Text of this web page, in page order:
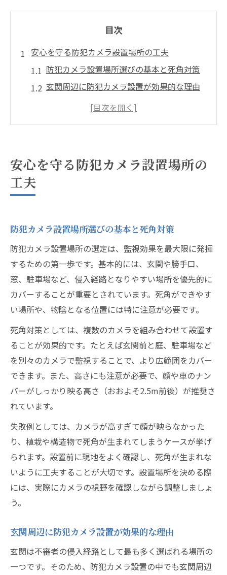
目次
安心を守る防犯カメラ設置場所の工夫
防犯カメラ設置場所選びの基本と死角対策
玄関周辺に防犯カメラ設置が効果的な理由
防犯カメラ設置は一戸建てでの配置が重要
識
一戸建てで効果的な防犯カメラ設置法
駐車場や勝手口の防犯カメラ設置実践例
防犯カメラ設置で重視すべき高さと角度
設置場所マップで自宅周辺の死角を確認
防犯カメラ設置補助金の活用ポイントを紹
防犯カメラ設置高さの最適な目安と選び方
低い場所への防犯カメラ設置時の注意点
死角を作らない防犯カメラ設置レイアウト
術
顔や車の識別を重視した防犯カメラ設置法
防犯カメラ設置で侵入経路を効果的に防ぐ
方法
自宅の安全確保には防犯カメラの設置場所が鍵
防犯カメラ設置で自宅の死角を徹底カバー
侵入経路別に最適な防犯カメラ設置場所を
わる
一戸建ての防犯カメラ設置とプライバシー
配慮
安心を守る防犯カメラ設置場所の
工夫
防犯カメラ設置場所選びの基本と死角対策
防犯カメラ設置場所の選定は、監視効果を最大限に発揮
するための第一歩です。基本的には、玄関や勝手口、
窓、駐車場など、侵入経路となりやすい場所を優先的に
カバーすることが重要とされています。死角ができやす
い場所や、物陰となる位置には特に注意が必要です。
死角対策としては、複数のカメラを組み合わせて設置す
ることが効果的です。たとえば玄関前と庭、駐車場など
を別々のカメラで監視することで、より広範囲をカバー
できます。また、高さにも注意が必要で、顔や車のナン
バーがしっかり映る高さ（おおよそ2.5m前後）が推奨さ
れています。
失敗例としては、カメラが高すぎて顔が映らなかった
り、植栽や構造物で死角が生まれてしまうケースが挙げ
られます。設置前に現地をよく確認し、死角が生まれな
いように工夫することが大切です。設置場所を決める際
には、実際にカメラの視野を確認しながら調整しましょ
う。
玄関周辺に防犯カメラ設置が効果的な理由
玄関は不審者の侵入経路として最も多く選ばれる場所の
一つです。そのため、防犯カメラ設置の中でも玄関周辺